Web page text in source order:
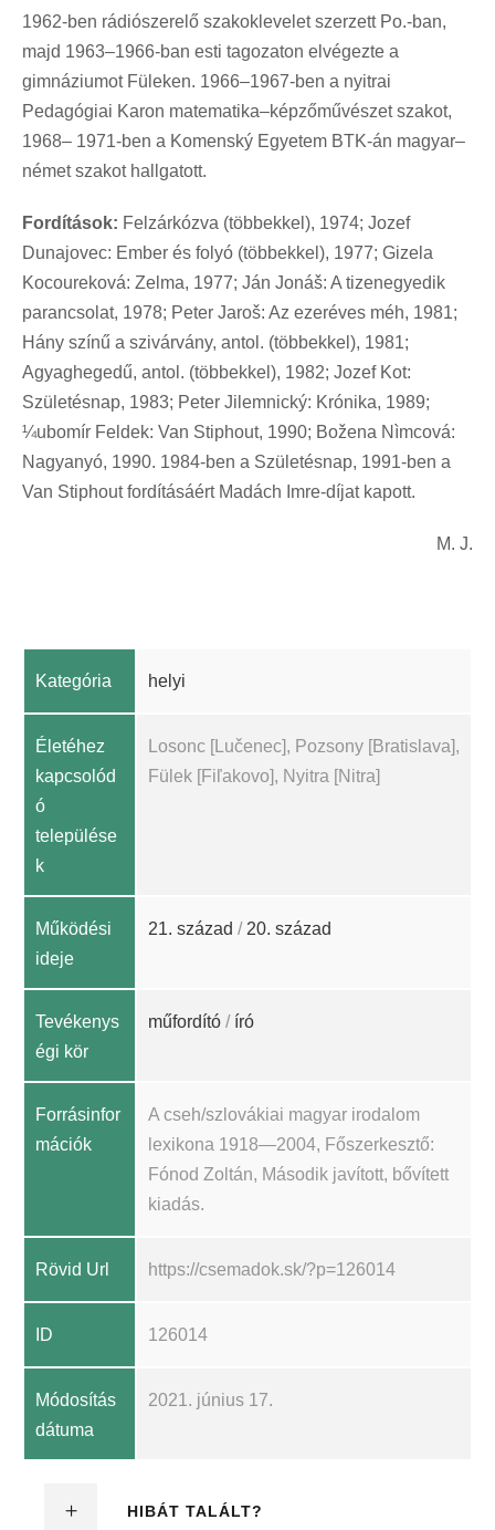
1962-ben rádiószerelő szakoklevelet szerzett Po.-ban,
majd 1963–1966-ban esti tagozaton elvégezte a
gimnáziumot Füleken. 1966–1967-ben a nyitrai
Pedagógiai Karon matematika–képzőművészet szakot,
1968– 1971-ben a Komenský Egyetem BTK-án magyar–
német szakot hallgatott.
Fordítások: Felzárkózva (többekkel), 1974; Jozef
Dunajovec: Ember és folyó (többekkel), 1977; Gizela
Kocoureková: Zelma, 1977; Ján Jonáš: A tizenegyedik
parancsolat, 1978; Peter Jaroš: Az ezeréves méh, 1981;
Hány színű a szivárvány, antol. (többekkel), 1981;
Agyaghegedű, antol. (többekkel), 1982; Jozef Kot:
Születésnap, 1983; Peter Jilemnický: Krónika, 1989;
¼ubomír Feldek: Van Stiphout, 1990; Božena Nìmcová:
Nagyanyó, 1990. 1984-ben a Születésnap, 1991-ben a
Van Stiphout fordításáért Madách Imre-díjat kapott.
M. J.
Kategória helyi
Életéhez
kapcsolód
ó
települése
k
Losonc [Lučenec], Pozsony [Bratislava],
Fülek [Fiľakovo], Nyitra [Nitra]
Működési
ideje
21. század / 20. század
Tevékenys
égi kör
műfordító / író
Forrásinfor
mációk
A cseh/szlovákiai magyar irodalom
lexikona 1918—2004, Főszerkesztő:
Fónod Zoltán, Második javított, bővített
kiadás.
Rövid Url https://csemadok.sk/?p=126014
ID 126014
Módosítás
dátuma
2021. június 17.
HIBÁT TALÁLT?